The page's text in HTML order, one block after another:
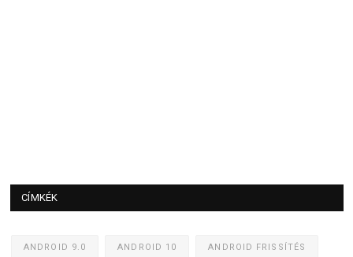
CÍMKÉK
ANDROID 9.0 ANDROID 10 ANDROID FRISSÍTÉS